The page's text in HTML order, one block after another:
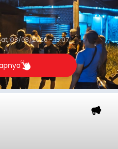
asal Kabupaten
Tenggara Timur
08/08/2026 - 13:07